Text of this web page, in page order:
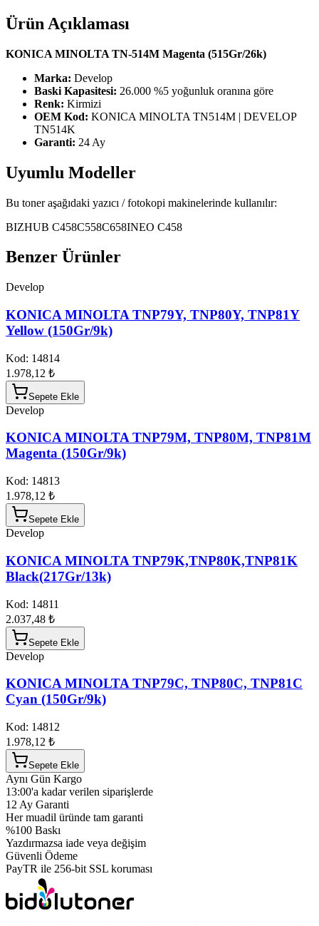
Ürün Açıklaması
KONICA MINOLTA TN-514M Magenta (515Gr/26k)
Marka: Develop
Baski Kapasitesi: 26.000 %5 yoğunluk oranına göre
Renk: Kirmizi
OEM Kod: KONICA MINOLTA TN514M | DEVELOP
TN514K
Garanti: 24 Ay
Uyumlu Modeller
Bu toner aşağıdaki yazıcı / fotokopi makinelerinde kullanılır:
BIZHUB C458C558C658INEO C458
Benzer Ürünler
Develop
KONICA MINOLTA TNP79Y, TNP80Y, TNP81Y
Yellow (150Gr/9k)
Kod: 14814
1.978,12 ₺
Sepete Ekle
Develop
KONICA MINOLTA TNP79M, TNP80M, TNP81M
Magenta (150Gr/9k)
Kod: 14813
1.978,12 ₺
Sepete Ekle
Develop
KONICA MINOLTA TNP79K,TNP80K,TNP81K
Black(217Gr/13k)
Kod: 14811
2.037,48 ₺
Sepete Ekle
Develop
KONICA MINOLTA TNP79C, TNP80C, TNP81C
Cyan (150Gr/9k)
Kod: 14812
1.978,12 ₺
Sepete Ekle
Aynı Gün Kargo
13:00'a kadar verilen siparişlerde
12 Ay Garanti
Her muadil üründe tam garanti
%100 Baskı
Yazdırmazsa iade veya değişim
Güvenli Ödeme
PayTR ile 256-bit SSL koruması